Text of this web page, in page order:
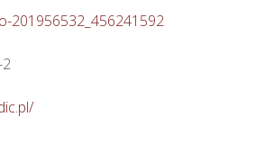
201956532_456241592